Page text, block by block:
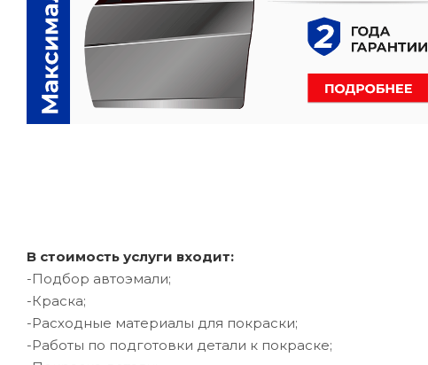
В стоимость услуги входит:
-Подбор автоэмали;
-Краска;
-Расходные материалы для покраски;
-Работы по подготовки детали к покраске;